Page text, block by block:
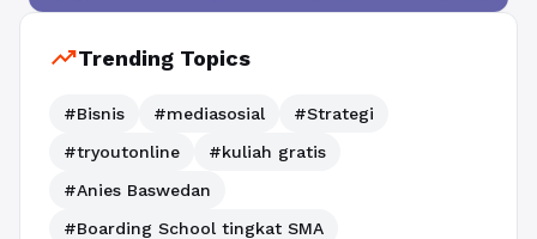
trending_upTrending Topics
#Bisnis #mediasosial
#Strategi
#tryoutonline
#kuliah gratis
#Anies Baswedan
#Boarding School tingkat SMA